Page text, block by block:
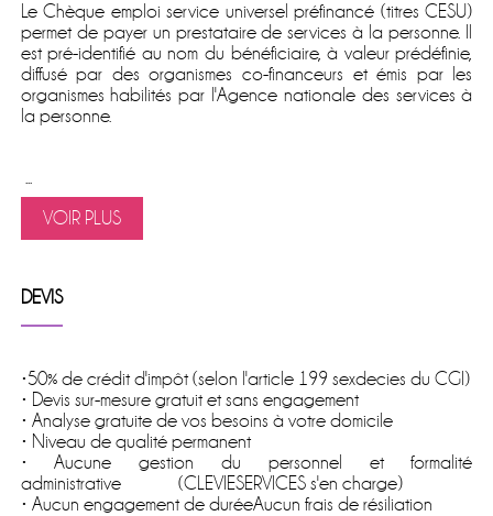
LeChèque emploi service universel préfinancé (titres CESU)
permet de payer un prestataire de services à la personne. Il
est pré-identifié au nom du bénéficiaire, à valeur prédéfinie,
diffusé par des organismes co-financeurs et émis par les
organismes habilités par l'Agence nationale des services à
la personne.
...
VOIR PLUS
DEVIS
•50% de crédit d'impôt (selon l'article 199 sexdecies du CGI)
• Devis sur-mesure gratuit et sans engagement
• Analyse gratuite de vos besoins à votre domicile
• Niveau de qualité permanent
• Aucune gestion du personnel et formalité
administrative (CLEVIESERVICES s'en charge)
• Aucun engagement de duréeAucun frais de résiliation